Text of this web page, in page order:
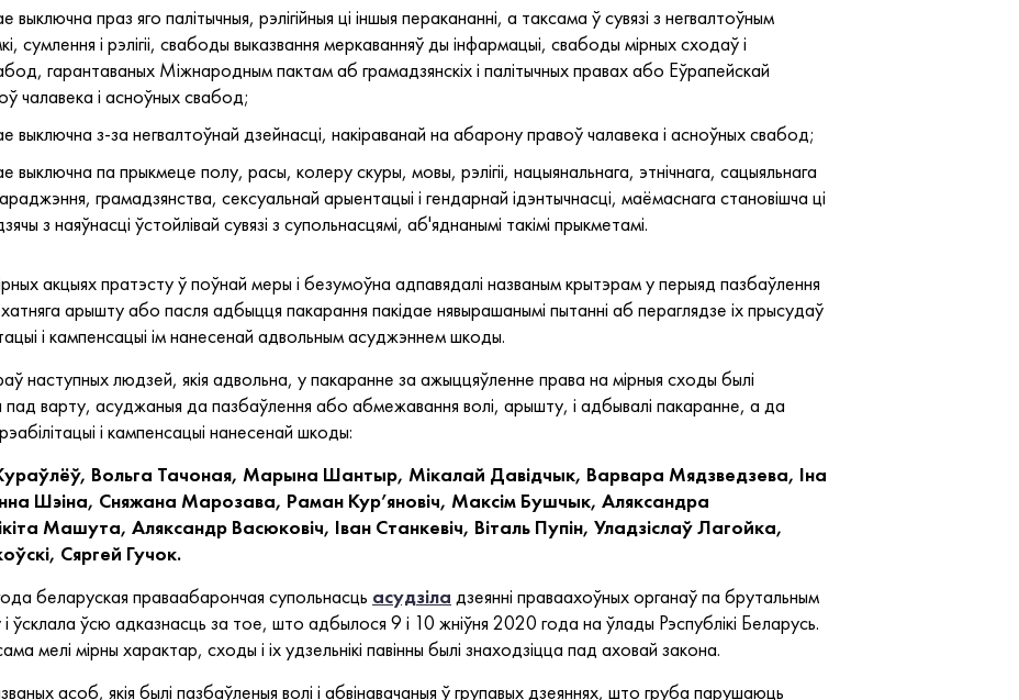
праз яго палітычныя, рэлігійныя ці іншыя перакананні, а таксама ў сувязі з негвалтоўным
і рэлігіі, свабоды выказвання меркаванняў ды інфармацыі, свабоды мірных сходаў і
гарантаваных Міжнародным пактам аб грамадзянскіх і палітычных правах або Еўрапейскай
чалавека і асноўных свабод;
выключна з-за негвалтоўнай дзейнасці, накіраванай на абарону правоў чалавека і асноўных свабод;
выключна па прыкмеце полу, расы, колеру скуры, мовы, рэлігіі, нацыянальнага, этнічнага, сацыяльнага
грамадзянства, сексуальнай арыентацыі і гендарнай ідэнтычнасці, маёмаснага становішча ці
з наяўнасці ўстойлівай сувязі з супольнасцямі, аб'яднанымі такімі прыкметамі.
акцыях пратэсту ў поўнай меры і безумоўна адпавядалі названым крытэрам у перыяд пазбаўлення
хатняга арышту або пасля адбыцця пакарання пакідае нявырашанымі пытанні аб пераглядзе іх прысудаў
і кампенсацыі ім нанесенай адвольным асуджэннем шкоды.
наступных людзей, якія адвольна, у пакаранне за ажыццяўленне права на мірныя сходы былі
пад варту, асуджаныя да пазбаўлення або абмежавання волі, арышту, і адбывалі пакаранне, а да
і кампенсацыі нанесенай шкоды:
Вольга Тачоная, Марына Шантыр, Мікалай Давідчык, Варвара Мядзведзева, Іна
Шэіна, Сняжана Марозава, Раман Кур’яновіч, Максім Бушчык, Аляксандра
Машута, Аляксандр Васюковіч, Іван Станкевіч, Віталь Пупін, Уладзіслаў Лагойка,
Сяргей Гучок.
беларуская праваабарончая супольнасць асудзіла дзеянні праваахоўных органаў па брутальным
ўсклала ўсю адказнасць за тое, што адбылося 9 і 10 жніўня 2020 года на ўлады Рэспублікі Беларусь.
мелі мірны характар, сходы і іх удзельнікі павінны былі знаходзіцца пад аховай закона.
асоб, якія былі пазбаўленыя волі і абвінавачаныя ў групавых дзеяннях, што груба парушаюць